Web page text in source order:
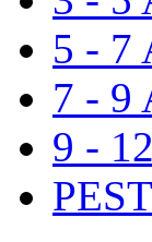
5 - 7
7 - 9
9 -